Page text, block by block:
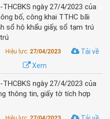
ngày 27/4/2023 của
bố, công khai TTHC bãi
sổ hộ khẩu giấy, sổ tạm trú
Hiệu lực: 27/04/2023
Tải về
Xem
ngày 27/4/2023 của
thông tin, giấy tờ tích hợp